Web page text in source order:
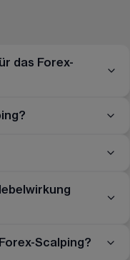
das Forex-
Scalping?